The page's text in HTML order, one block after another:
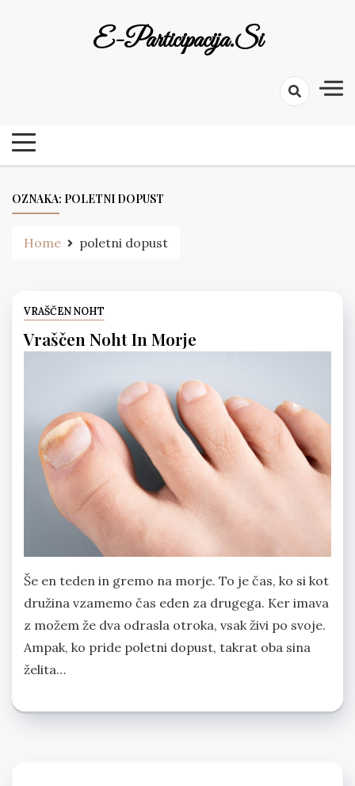
E-Participacija.si
OZNAKA: POLETNI DOPUST
Home poletni dopust
VRAŠČEN NOHT
Vraščen Noht In Morje
Še en teden in gremo na morje. To je čas, ko si kot
družina vzamemo čas eden za drugega. Ker imava
z možem že dva odrasla otroka, vsak živi po svoje.
Ampak, ko pride poletni dopust, takrat oba sina
želita…